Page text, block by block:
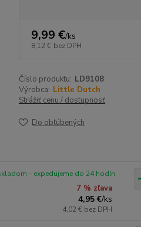
9,99 €/ks
8,12 € bez DPH
Číslo produktu: LD9108
Výrobca: Little Dutch
Strážiť cenu / dostupnosť
Do obľúbených
7 % zľava
4,95 €/ks
4,02 € bez DPH
- expedujeme do 24 hodín